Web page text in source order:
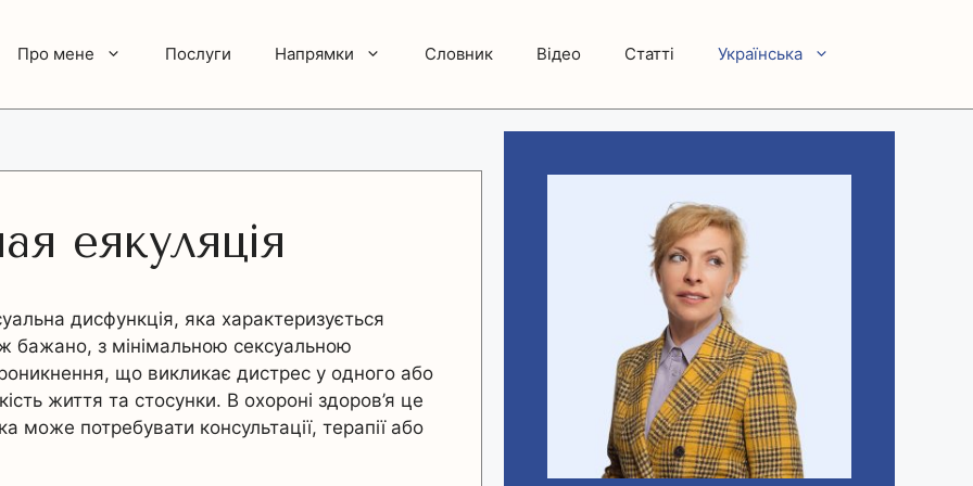
Про мене Послуги Напрямки Словник Відео Статті Українська
еякуляція
дисфункція, яка характеризується
бажано, з мінімальною сексуальною
що викликає дистрес у одного або
життя та стосунки. В охороні здоров’я це
потребувати консультації, терапії або